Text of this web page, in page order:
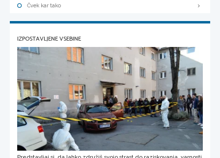
Čvek kar tako
IZPOSTAVLJENE VSEBINE